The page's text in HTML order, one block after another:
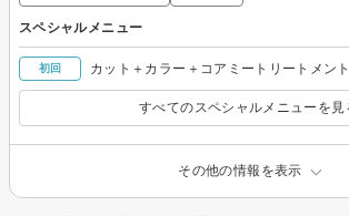
スペシャルメニュー
初回 カット＋カラー＋コアミートリートメント
すべてのスペシャルメニューを見
その他の情報を表示